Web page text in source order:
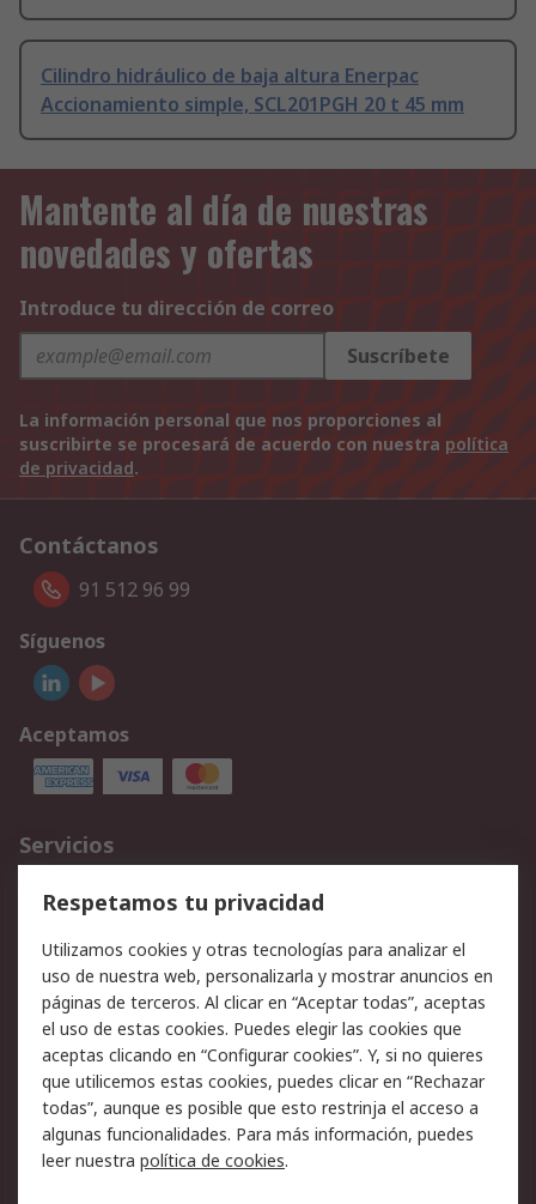
Cilindro hidráulico de baja altura Enerpac
Accionamiento simple, SCL201PGH 20 t 45 mm
Mantente al día de nuestras
novedades y ofertas
Introduce tu dirección de correo
Suscríbete
La información personal que nos proporciones al
suscribirte se procesará de acuerdo con nuestra política
de privacidad.
Contáctanos
91 512 96 99
Síguenos
Aceptamos
Servicios
Cómo realizar pedidos
Devoluciones
Facturación y pago
Ofertas
Soporte técnico
Legal
Aviso legal
Política de privacidad -
Actualizada
Política sobre cookies
Seguridad de emails
Certificaciones de
Condiciones de venta
Respetamos tu privacidad
Utilizamos cookies y otras tecnologías para analizar el
uso de nuestra web, personalizarla y mostrar anuncios en
páginas de terceros. Al clicar en “Aceptar todas”, aceptas
el uso de estas cookies. Puedes elegir las cookies que
aceptas clicando en “Configurar cookies”. Y, si no quieres
que utilicemos estas cookies, puedes clicar en “Rechazar
todas”, aunque es posible que esto restrinja el acceso a
algunas funcionalidades. Para más información, puedes
leer nuestra política de cookies.